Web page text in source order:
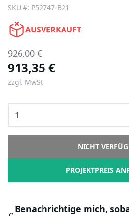
SKU #: P52747-B21
AUSVERKAUFT
926,00 €
913,35 €
zzgl. MwSt
NICHT
PROJEKTPREIS
Benachrichtige mich,